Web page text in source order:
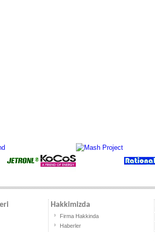
Hakkimizda
Firma Hakkinda
Haberler